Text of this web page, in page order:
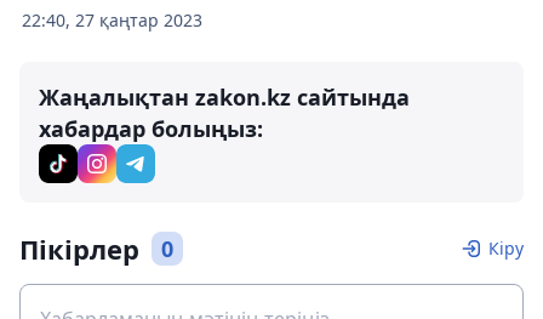
22:40, 27 қаңтар 2023
Жаңалықтан zakon.kz сайтында
хабардар болыңыз:
Пікірлер 0 Кіру